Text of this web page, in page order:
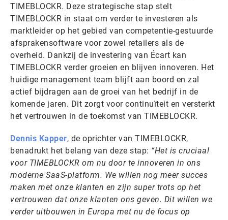
TIMEBLOCKR. Deze strategische stap stelt
TIMEBLOCKR in staat om verder te investeren als
marktleider op het gebied van competentie-gestuurde
afsprakensoftware voor zowel retailers als de
overheid. Dankzij de investering van Écart kan
TIMEBLOCKR verder groeien en blijven innoveren. Het
huidige management team blijft aan boord en zal
actief bijdragen aan de groei van het bedrijf in de
komende jaren. Dit zorgt voor continuïteit en versterkt
het vertrouwen in de toekomst van TIMEBLOCKR.
Dennis Kapper, de oprichter van TIMEBLOCKR,
benadrukt het belang van deze stap: “Het is cruciaal
voor TIMEBLOCKR om nu door te innoveren in ons
moderne SaaS-platform. We willen nog meer succes
maken met onze klanten en zijn super trots op het
vertrouwen dat onze klanten ons geven. Dit willen we
verder uitbouwen in Europa met nu de focus op